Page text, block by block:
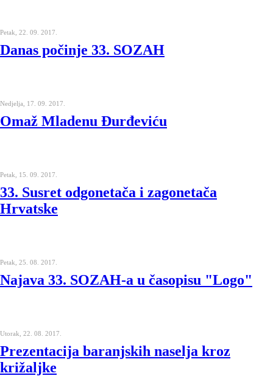
Petak, 22. 09. 2017.
Danas počinje 33. SOZAH
Nedjelja, 17. 09. 2017.
Omaž Mladenu Đurđeviću
Petak, 15. 09. 2017.
33. Susret odgonetača i zagonetača
Hrvatske
Petak, 25. 08. 2017.
Najava 33. SOZAH-a u časopisu "Logo"
Utorak, 22. 08. 2017.
Prezentacija baranjskih naselja kroz
križaljke